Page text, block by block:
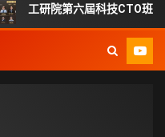
院第六屆科技CTO班 頂尖專